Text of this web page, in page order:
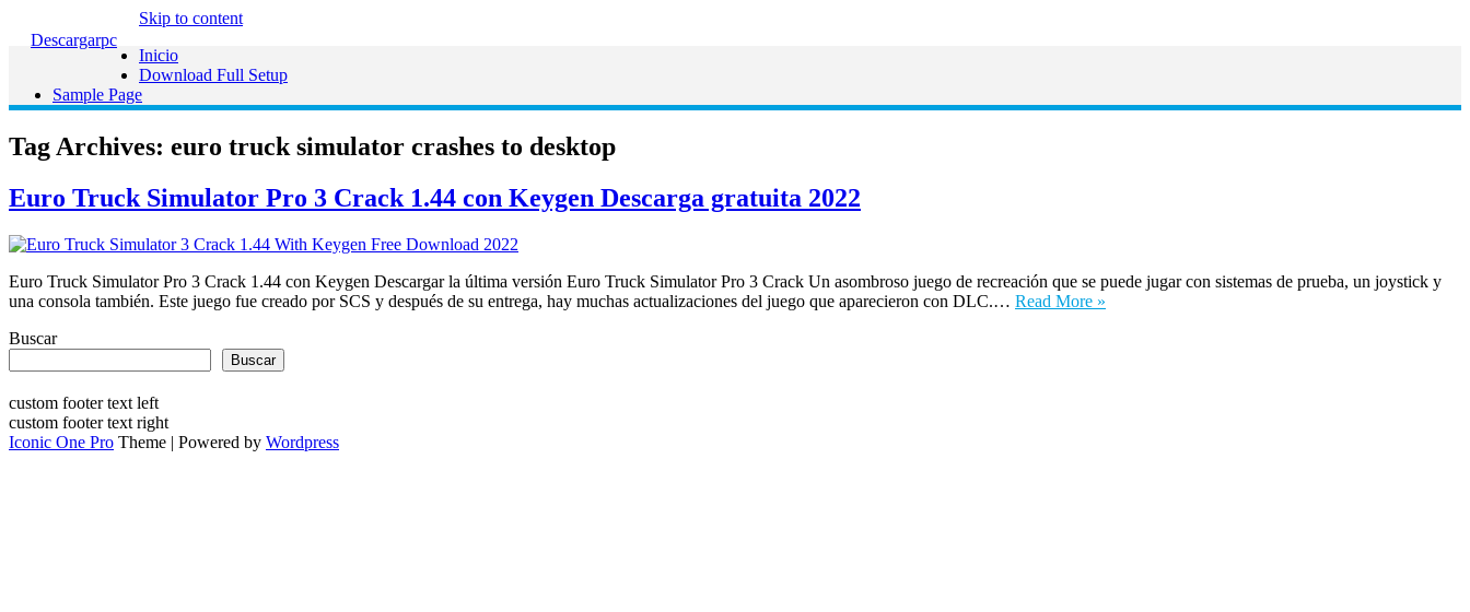
Descargarpc
Skip to content
Inicio
Download Full Setup
Sample Page
Tag Archives: euro truck simulator crashes to desktop
Euro Truck Simulator Pro 3 Crack 1.44 con Keygen Descarga gratuita 2022
Euro Truck Simulator Pro 3 Crack 1.44 con Keygen Descargar la última versión Euro Truck Simulator Pro 3 Crack Un asombroso juego de recreación que se puede jugar con sistemas de prueba, un joystick y
una consola también. Este juego fue creado por SCS y después de su entrega, hay muchas actualizaciones del juego que aparecieron con DLC.… Read More »
Buscar
Buscar
custom footer text left
custom footer text right
Iconic One Pro Theme | Powered by Wordpress